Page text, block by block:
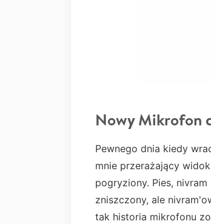
Nowy Mikrofon
Pewnego dnia kiedy
mnie przerażający
pogryziony. Pies,
zniszczony, ale
tak historia mikrofonu